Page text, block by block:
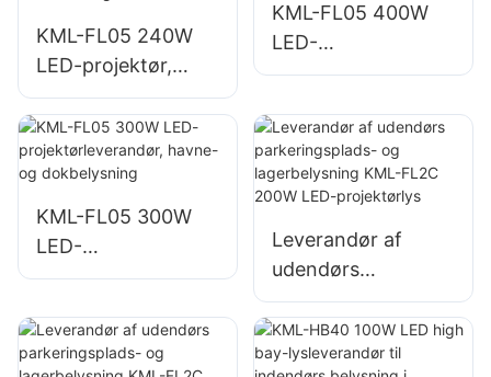
KML-FL05 240W
LED-projektør,
leverandør,
velegnet til
industrianlæg,
billboards og store
skilte.
KML-FL05 400W
LED-
projektørleverandø
parkbelysning
KML-FL05 300W
LED-
projektørleverandø
dokbelysning
Leverandør af
udendørs
parkeringsplads-
og lagerbelysning
KML-FL2C 200W